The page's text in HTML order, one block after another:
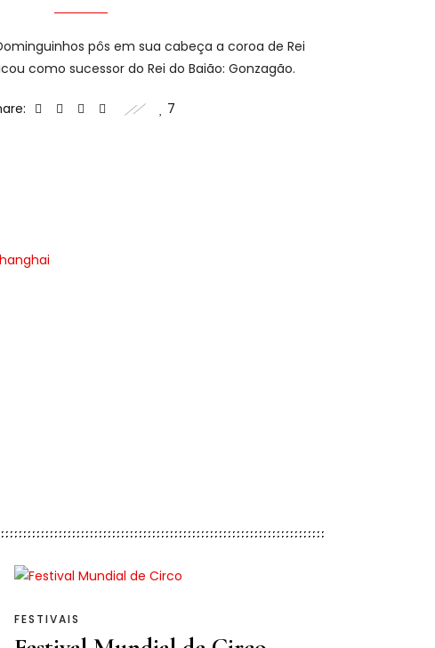
pôs em sua cabeça a coroa de Rei
como sucessor do Rei do Baião: Gonzagão.
7
FESTIVAIS